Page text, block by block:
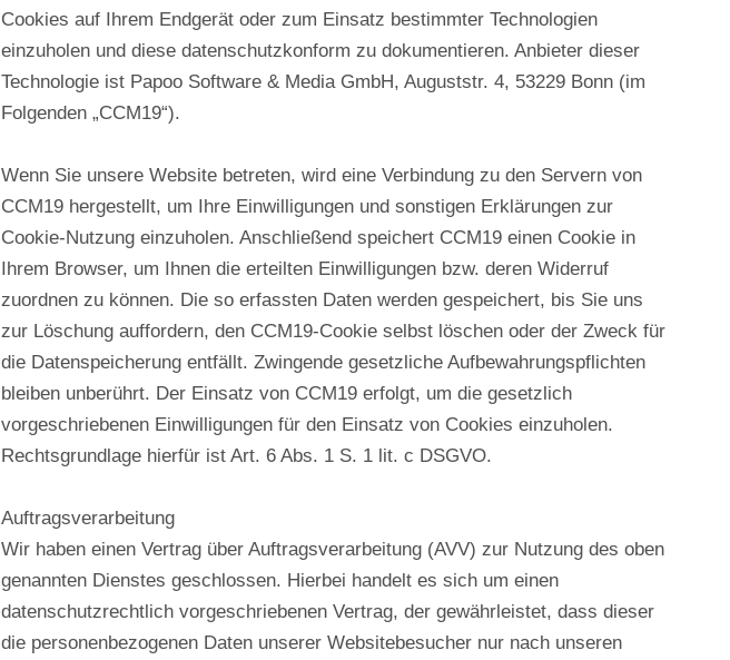
Cookies auf Ihrem Endgerät oder zum Einsatz bestimmter Technologien
einzuholen und diese datenschutzkonform zu dokumentieren. Anbieter dieser
Technologie ist Papoo Software & Media GmbH, Auguststr. 4, 53229 Bonn (im
Folgenden „CCM19“).
Wenn Sie unsere Website betreten, wird eine Verbindung zu den Servern von
CCM19 hergestellt, um Ihre Einwilligungen und sonstigen Erklärungen zur
Cookie-Nutzung einzuholen. Anschließend speichert CCM19 einen Cookie in
Ihrem Browser, um Ihnen die erteilten Einwilligungen bzw. deren Widerruf
zuordnen zu können. Die so erfassten Daten werden gespeichert, bis Sie uns
zur Löschung auffordern, den CCM19-Cookie selbst löschen oder der Zweck für
die Datenspeicherung entfällt. Zwingende gesetzliche Aufbewahrungspflichten
bleiben unberührt. Der Einsatz von CCM19 erfolgt, um die gesetzlich
vorgeschriebenen Einwilligungen für den Einsatz von Cookies einzuholen.
Rechtsgrundlage hierfür ist Art. 6 Abs. 1 S. 1 lit. c DSGVO.
Auftragsverarbeitung
Wir haben einen Vertrag über Auftragsverarbeitung (AVV) zur Nutzung des oben
genannten Dienstes geschlossen. Hierbei handelt es sich um einen
datenschutzrechtlich vorgeschriebenen Vertrag, der gewährleistet, dass dieser
die personenbezogenen Daten unserer Websitebesucher nur nach unseren